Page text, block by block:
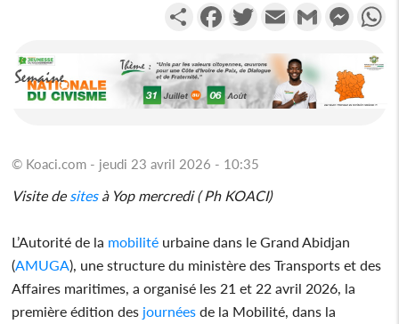
PartagerFacebookTwitterEmail Gmail
© Koaci.com - jeudi 23 avril 2026 - 10:35
Visite de sitesà Yop mercredi ( Ph KOACI)
L’Autorité de la mobilité urbaine dans le Grand Abidjan
(AMUGA), une structure du ministère des Transports et des
Affaires maritimes, a organisé les 21 et 22 avril 2026, la
première édition des journées de la Mobilité, dans la